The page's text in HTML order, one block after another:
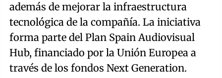
además de mejorar la infraestructura
tecnológica de la compañía. La iniciativa
forma parte del Plan Spain Audiovisual
Hub, financiado por la Unión Europea a
través de los fondos Next Generation.